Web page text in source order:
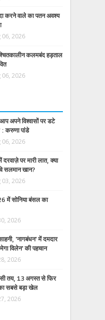
करने वाले का पतन अवश्य
06, 2026
कलमबंद हड़ताल
06, 2026
अपने विश्वासों पर डटे
: करुणा पांडे
06, 2026
पर मारी लात, क्या
सलमान खान?
03, 2026
में सोनिया बंसल का
2026
'नागबंधन' में दमदार
विलेन' की पहचान
2026
तय, 13 अगस्त से फिर
सबसे बड़ा खेल
2026